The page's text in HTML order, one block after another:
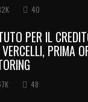
40
PER IL
PRIMA
48